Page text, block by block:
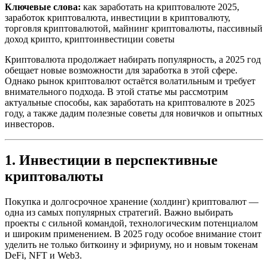
Ключевые слова: как заработать на криптовалюте 2025,
заработок криптовалюта, инвестиции в криптовалюту,
торговля криптовалютой, майнинг криптовалюты, пассивный
доход крипто, криптоинвестиции советы
Криптовалюта продолжает набирать популярность, а 2025 год
обещает новые возможности для заработка в этой сфере.
Однако рынок криптовалют остаётся волатильным и требует
внимательного подхода. В этой статье мы рассмотрим
актуальные способы, как заработать на криптовалюте в 2025
году, а также дадим полезные советы для новичков и опытных
инвесторов.
1. Инвестиции в перспективные
криптовалюты
Покупка и долгосрочное хранение (холдинг) криптовалют —
одна из самых популярных стратегий. Важно выбирать
проекты с сильной командой, технологическим потенциалом
и широким применением. В 2025 году особое внимание стоит
уделить не только биткоину и эфириуму, но и новым токенам
DeFi, NFT и Web3.